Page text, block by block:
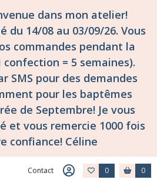
dans mon atelier!
du 14/08 au 03/09/26. Vous
commandes pendant la
= 5 semaines).
SMS pour des demandes
pour les baptêmes
de Septembre! Je vous
et vous remercie 1000 fois
confiance! Céline
Contact 0 0